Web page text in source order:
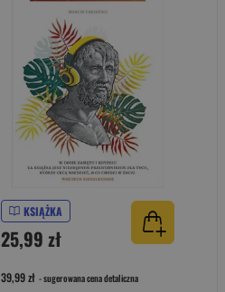
KSIĄŻKA
25,99 zł
39,99 zł - sugerowana cena detaliczna